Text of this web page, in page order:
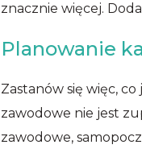
znacznie więcej.
Planowanie
Zastanów się więc,
zawodowe nie jest
zawodowe,